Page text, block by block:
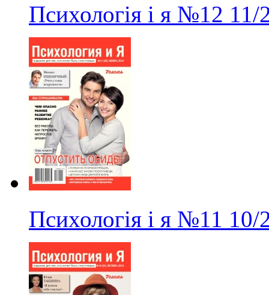
Психологія і я №12 11/
Психологія і я №11 10/